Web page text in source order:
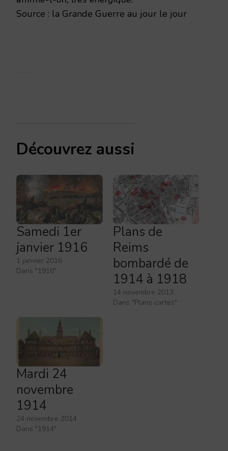
Source : la Grande Guerre au jour le jour
Découvrez aussi
Samedi 1er
janvier 1916
1 janvier 2016
Dans "1916"
Plans de
Reims
bombardé de
1914 à 1918
14 novembre 2013
Dans "Plans cartes"
Mardi 24
novembre
1914
24 novembre 2014
Dans "1914"